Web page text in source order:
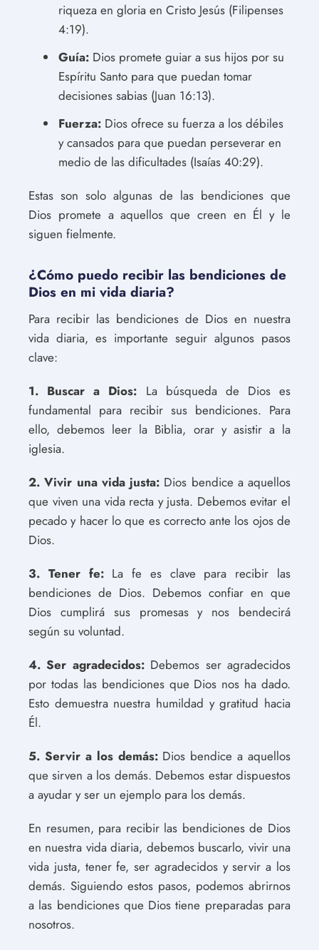
riqueza en gloria en Cristo Jesús (Filipenses
4:19).
Guía: Dios promete guiar a sus hijos por su
Espíritu Santo para que puedan tomar
decisiones sabias (Juan 16:13).
Fuerza: Dios ofrece su fuerza a los débiles
y cansados para que puedan perseverar en
medio de las dificultades (Isaías 40:29).
Estas son solo algunas de las bendiciones que
Dios promete a aquellos que creen en Él y le
siguen fielmente.
¿Cómo puedo recibir las bendiciones de
Dios en mi vida diaria?
Para recibir las bendiciones de Dios en nuestra
vida diaria, es importante seguir algunos pasos
clave:
1. Buscar a Dios: La búsqueda de Dios es
fundamental para recibir sus bendiciones. Para
ello, debemos leer la Biblia, orar y asistir a la
iglesia.
2. Vivir una vida justa: Dios bendice a aquellos
que viven una vida recta y justa. Debemos evitar el
pecado y hacer lo que es correcto ante los ojos de
Dios.
3. Tener fe:La fe es clave para recibir las
bendiciones de Dios. Debemos confiar en que
Dios cumplirá sus promesas y nos bendecirá
según su voluntad.
4. Ser agradecidos:Debemos ser agradecidos
por todas las bendiciones que Dios nos ha dado.
Esto demuestra nuestra humildad y gratitud hacia
Él.
5. Servir a los demás:Dios bendice a aquellos
que sirven a los demás. Debemos estar dispuestos
a ayudar y ser un ejemplo para los demás.
En resumen, para recibir las bendiciones de Dios
en nuestra vida diaria, debemos buscarlo, vivir una
vida justa, tener fe, ser agradecidos y servir a los
demás. Siguiendo estos pasos, podemos abrirnos
a las bendiciones que Dios tiene preparadas para
nosotros.